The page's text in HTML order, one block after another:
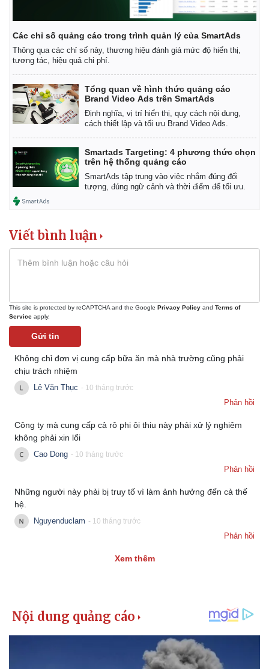
Các chỉ số quảng cáo trong trình quản lý của SmartAds
Thông qua các chỉ số này, thương hiệu đánh giá mức độ hiển thị,
tương tác, hiệu quả chi phí.
Tổng quan về hình thức quảng cáo
Brand Video Ads trên SmartAds
Định nghĩa, vị trí hiển thị, quy cách nội dung,
cách thiết lập và tối ưu Brand Video Ads.
Smartads Targeting: 4 phương thức chọn
trên hệ thống quảng cáo
SmartAds tập trung vào việc nhắm đúng đối
tượng, đúng ngữ cảnh và thời điểm để tối ưu.
Viết bình luận
This site is protected by reCAPTCHA and the Google Privacy Policy and Terms of
Service apply.
Gửi tin
Không chỉ đơn vị cung cấp bữa ăn mà nhà trường cũng phải
chịu trách nhiệm
Lê Văn Thục - 10 tháng trước
Phản hồi
Công ty mà cung cấp cả rô phi ôi thiu này phải xử lý nghiêm
không phải xin lổi
Cao Dong - 10 tháng trước
Phản hồi
Những người này phải bị truy tố vì làm ảnh hưởng đến cả thế
hệ.
Nguyenduclam - 10 tháng trước
Phản hồi
Xem thêm